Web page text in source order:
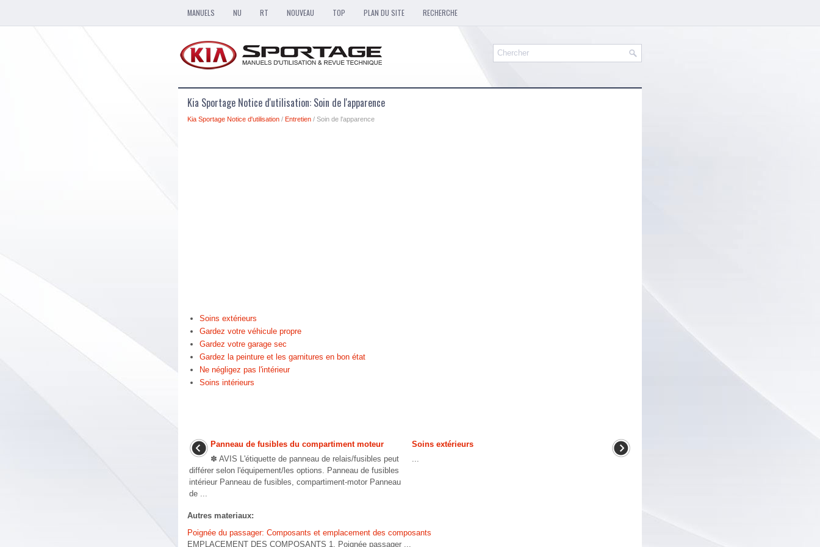
MANUELS NU RT NOUVEAU TOP PLAN DU SITE RECHERCHE
Kia Sportage Notice d'utilisation: Soin de l'apparence
Kia Sportage Notice d'utilisation / Entretien / Soin de l'apparence
Soins extérieurs
Gardez votre véhicule propre
Gardez votre garage sec
Gardez la peinture et les garnitures en bon état
Ne négligez pas l'intérieur
Soins intérieurs
Panneau de fusibles du compartiment moteur
✽ AVIS L'étiquette de panneau de relais/fusibles peut
différer selon l'équipement/les options. Panneau de fusibles
intérieur Panneau de fusibles, compartiment-motor Panneau
de ...
Soins extérieurs
...
Autres materiaux:
Poignée du passager: Composants et emplacement des composants
EMPLACEMENT DES COMPOSANTS 1. Poignée passager ...